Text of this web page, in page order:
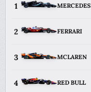
1 MERCEDES
2 FERRARI
3 MCLAREN
4 RED BULL